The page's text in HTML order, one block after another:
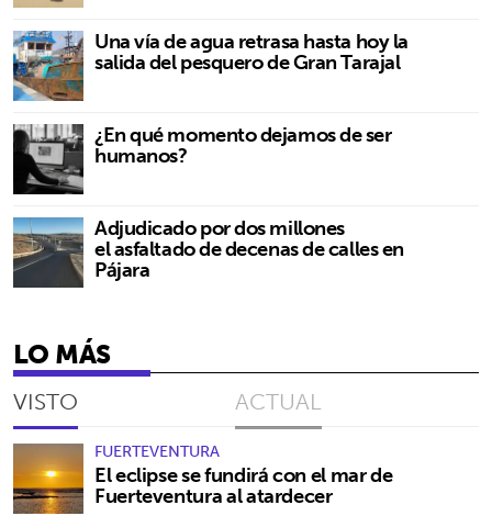
Una vía de agua retrasa hasta hoy la
salida del pesquero de Gran Tarajal
¿En qué momento dejamos de ser
humanos?
Adjudicado por dos millones
el asfaltado de decenas de calles en
Pájara
LO MÁS
VISTO ACTUAL
FUERTEVENTURA
El eclipse se fundirá con el mar de
Fuerteventura al atardecer